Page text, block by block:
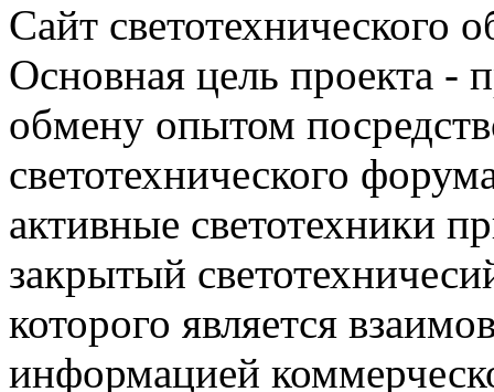
Сайт светотехнического
Основная цель проекта -
обмену опытом
светотехнического
активные светотехники
закрытый
которого является
информацией